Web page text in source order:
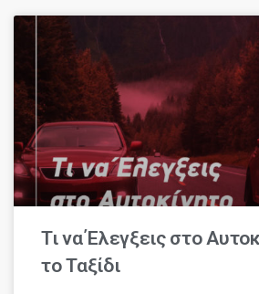
Τι να Έλεγξεις στο
το Ταξίδι